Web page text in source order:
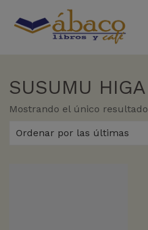
SUSUMU HIGA
Mostrando el único resultado
Ordenar por las últimas